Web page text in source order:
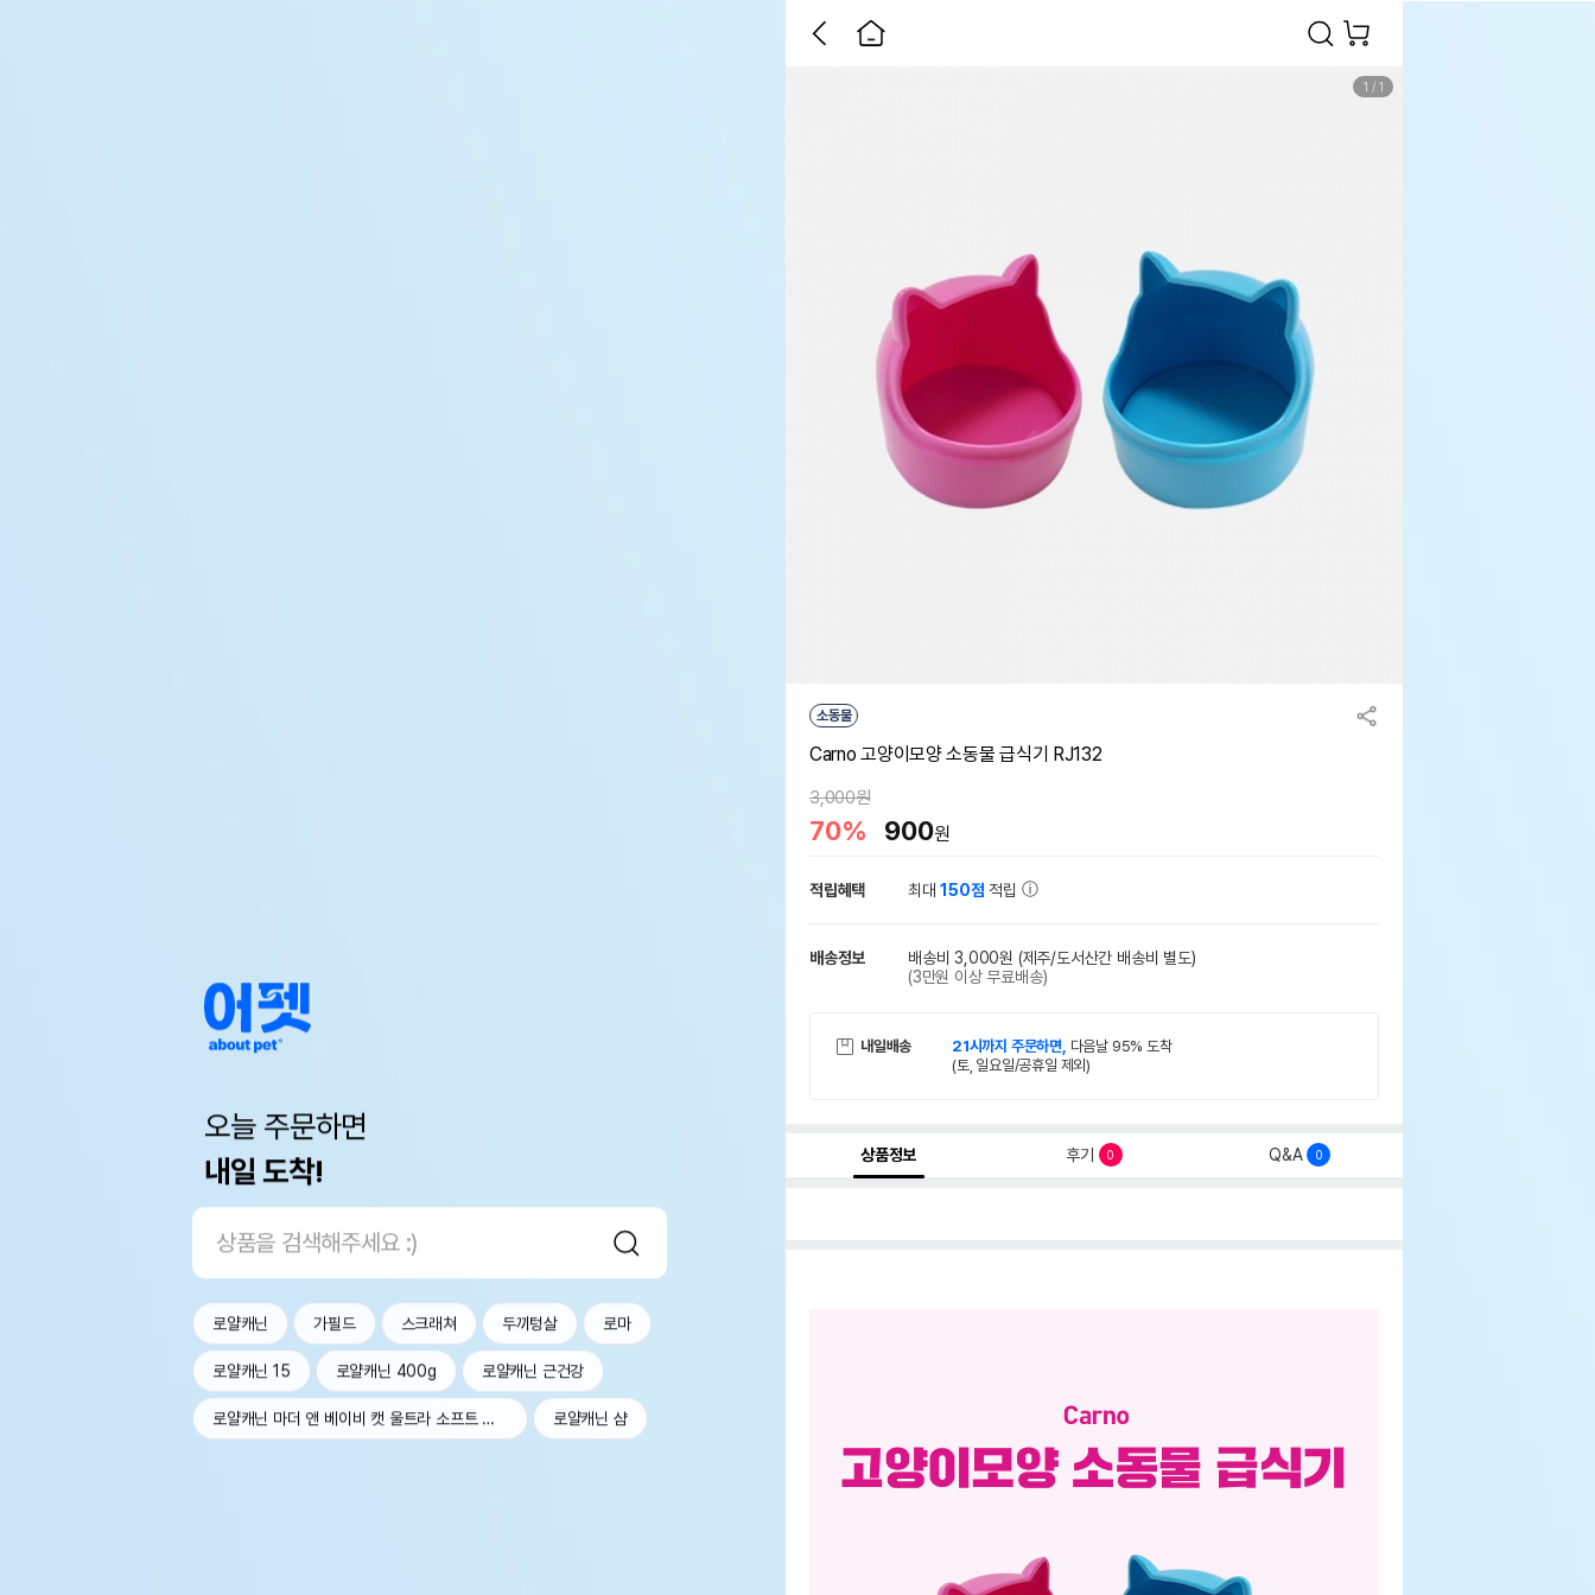
오늘 주문하면
내일 도착!
로얄캐닌 가필드 스크래쳐 두끼텅살 로마
로얄캐닌 15 로얄캐닌 400g 로얄캐닌 근건강
로얄캐닌 마더 앤 베이비 캣 울트라 소프트 무스 트레이 100g 로얄캐닌 샴
1 / 1
소동물
Carno 고양이모양 소동물 급식기 RJ132
3,000원
70% 900원
적립혜택 최대150점 적립
배송정보 배송비 3,000원 (제주/도서산간 배송비 별도)
(3만원 이상 무료배송)
내일배송 21시까지 주문하면, 다음날 95% 도착
(토, 일요일/공휴일 제외)
상품정보 후기 0 Q&A 0